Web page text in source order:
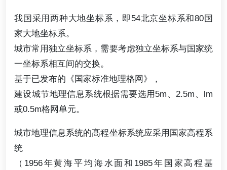
我国采用两种大地坐标系，即54北京坐标系和80国
家大地坐标系。
城市常用独立坐标系，需要考虑独立坐标系与国家统
一坐标系相互间的交换。
基于已发布的《国家标准地理格网》，
建设城节地理信息系统根据需要选用5m、2.5m、lm
或0.5m格网单元。
城市地理信息系统的髙程坐标系统应采用国家高程系
统
（1956年黄海平均海水面和1985年国家高程基